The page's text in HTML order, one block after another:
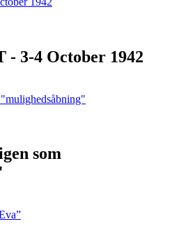
- 3-4 October 1942
som